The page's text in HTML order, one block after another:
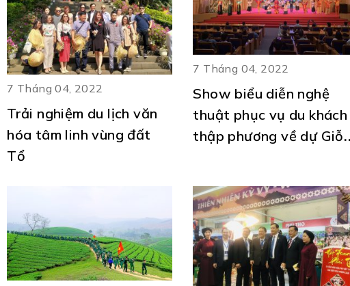
7 Tháng 04, 2022
Trải nghiệm du lịch văn
hóa tâm linh vùng đất
Tổ
7 Tháng 04, 2022
Show biểu diễn nghệ
thuật phục vụ du khách
thập phương về dự Giỗ